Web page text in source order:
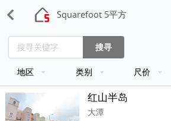
Squarefoot 5平方
搜寻
地区 类别 尺价
红山半岛
大潭